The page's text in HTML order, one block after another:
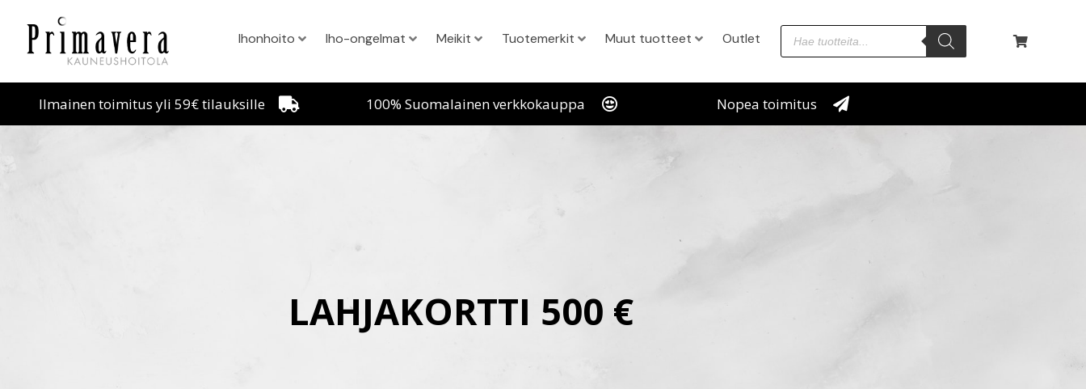
Ihonhoito Iho-ongelmat Meikit Tuotemerkit Muut tuotteet Outlet
Ilmainen toimitus yli 59€ tilauksille 100% Suomalainen verkkokauppa Nopea toimitus
LAHJAKORTTI 500 €